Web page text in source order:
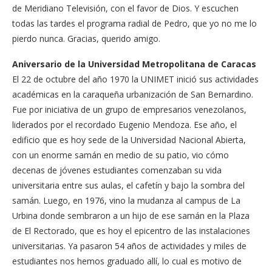
de Meridiano Televisión, con el favor de Dios. Y escuchen
todas las tardes el programa radial de Pedro, que yo no me lo
pierdo nunca. Gracias, querido amigo.
Aniversario de la Universidad Metropolitana de Caracas
El 22 de octubre del año 1970 la UNIMET inició sus actividades
académicas en la caraqueña urbanización de San Bernardino.
Fue por iniciativa de un grupo de empresarios venezolanos,
liderados por el recordado Eugenio Mendoza. Ese año, el
edificio que es hoy sede de la Universidad Nacional Abierta,
con un enorme samán en medio de su patio, vio cómo
decenas de jóvenes estudiantes comenzaban su vida
universitaria entre sus aulas, el cafetín y bajo la sombra del
samán. Luego, en 1976, vino la mudanza al campus de La
Urbina donde sembraron a un hijo de ese samán en la Plaza
de El Rectorado, que es hoy el epicentro de las instalaciones
universitarias. Ya pasaron 54 años de actividades y miles de
estudiantes nos hemos graduado allí, lo cual es motivo de